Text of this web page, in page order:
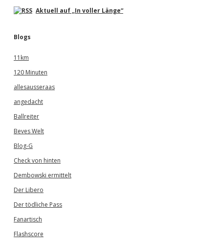
Aktuell auf „In voller Länge“
Blogs
11km
120 Minuten
allesausseraas
angedacht
Ballreiter
Beves Welt
Blog-G
Check von hinten
Dembowski ermittelt
Der Libero
Der tödliche Pass
Fanartisch
Flashscore